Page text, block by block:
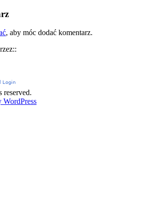
, aby móc dodać komentarz.
WordPress